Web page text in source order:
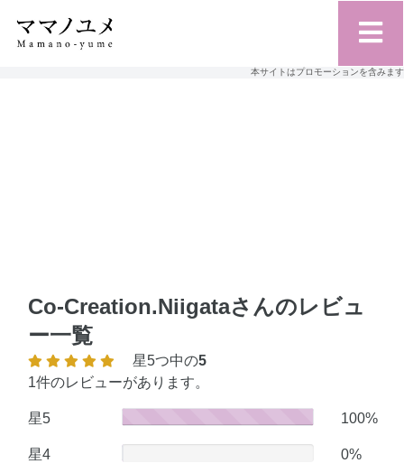
本サイトはプロモーションを含みます
Co-Creation.Niigataさんのレビュ
ー一覧
星5つ中の5
1件のレビューがあります。
星5 100%
星4 0%